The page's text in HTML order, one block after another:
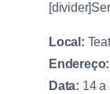
Local:
Endereço:
Data: 14 a